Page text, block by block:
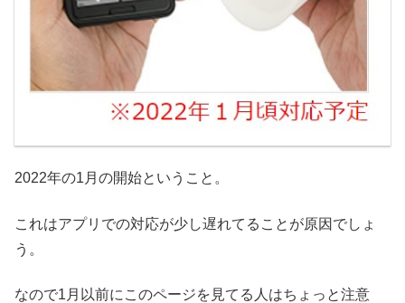
2022年の1月の開始ということ。
これはアプリでの対応が少し遅れてることが原因でしょ
う。
なので1月以前にこのページを見てる人はちょっと注意